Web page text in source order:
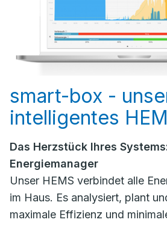
smart-box -
intelligentes
Das Herzstück Ihres
Energiemanager
Unser HEMS verbindet alle
im Haus. Es analysiert, plant
maximale Effizienz und